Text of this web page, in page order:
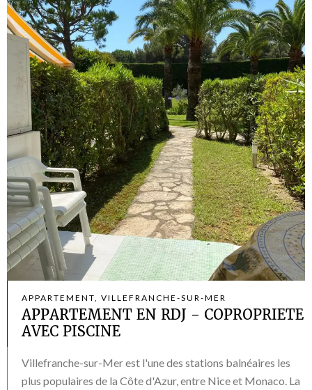
APPARTEMENT, VILLEFRANCHE-SUR-MER
APPARTEMENT EN RDJ - COPROPRIETE
AVEC PISCINE
Villefranche-sur-Mer est l'une des stations balnéaires les
plus populaires de la Côte d'Azur, entre Nice et Monaco. La